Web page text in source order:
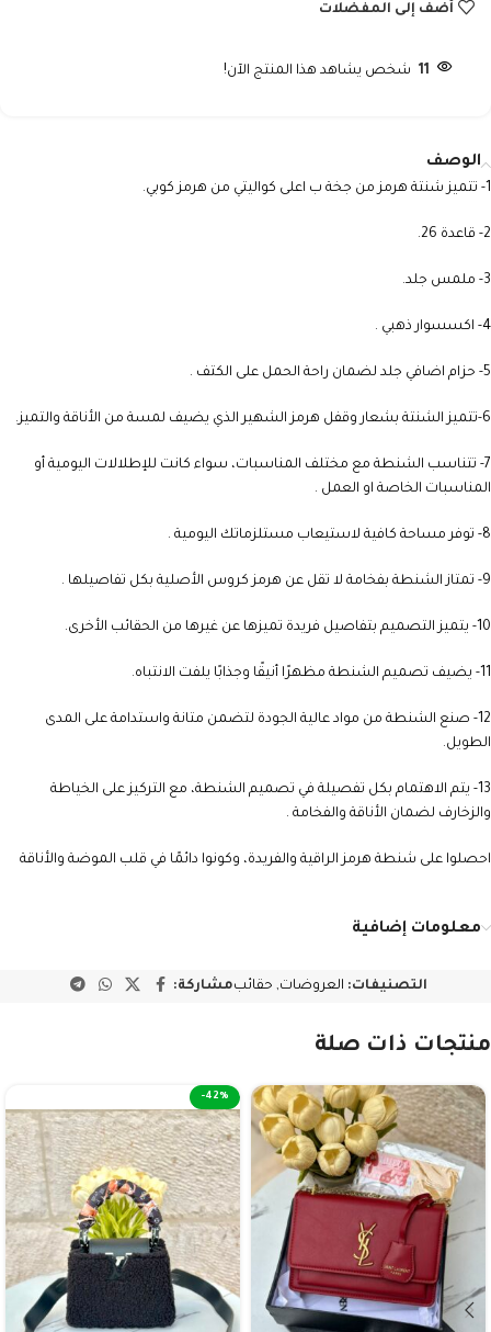
أضف إلى المفضلات
11 شخص يشاهد هذا المنتج الآن!
الوصف
1- تتميز شنتة هرمز من جخة ب اعلى كواليتي من هرمز كوبي.
2- قاعدة 26.
3- ملمس جلد.
4- اكسسوار ذهبي .
5- حزام اضافي جلد لضمان راحة الحمل على الكتف .
6-تتميز الشنتة بشعار وقفل هرمز الشهير الذي يضيف لمسة من الأناقة والتميز.
7- تتناسب الشنطة مع مختلف المناسبات، سواء كانت للإطلالات اليومية أو
المناسبات الخاصة او العمل .
8- توفر مساحة كافية لاستيعاب مستلزماتك اليومية .
9- تمتاز الشنطة بفخامة لا تقل عن هرمز كروس الأصلية بكل تفاصيلها .
10- يتميز التصميم بتفاصيل فريدة تميزها عن غيرها من الحقائب الأخرى.
11- يضيف تصميم الشنطة مظهرًا أنيقًا وجذابًا يلفت الانتباه.
12- صنع الشنطة من مواد عالية الجودة لتضمن متانة واستدامة على المدى
الطويل.
13- يتم الاهتمام بكل تفصيلة في تصميم الشنطة، مع التركيز على الخياطة
والزخارف لضمان الأناقة والفخامة .
احصلوا على شنطة هرمز الراقية والفريدة، وكونوا دائمًا في قلب الموضة والأناقة
معلومات إضافية
التصنيفات: العروضات, حقائبمشاركة:
منتجات ذات صلة
-42%